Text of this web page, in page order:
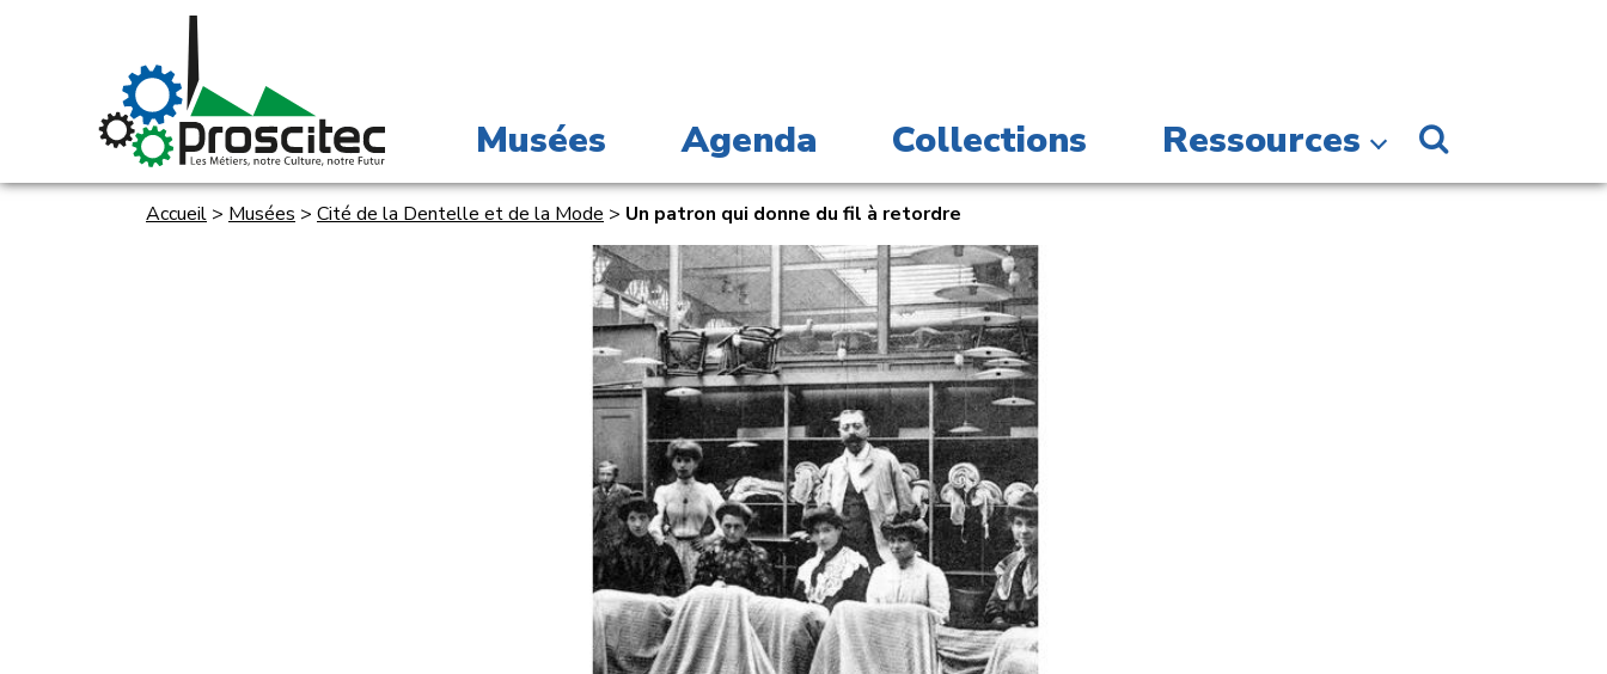
Musées Agenda Collections Ressources
Accueil > Musées > Cité de la Dentelle et de la Mode > Un patron qui donne du fil à retordre